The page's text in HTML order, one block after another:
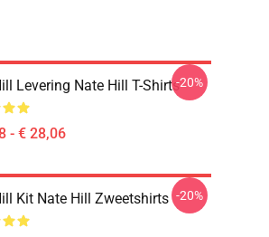
Levering Nate Hill T-Shirts
- € 28,06
-20%
Kit Nate Hill Zweetshirts -20%